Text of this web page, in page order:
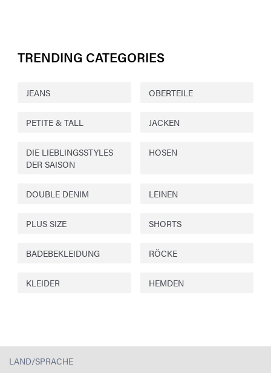
TRENDING CATEGORIES
JEANS OBERTEILE
PETITE & TALL JACKEN
DIE LIEBLINGSSTYLES
DER SAISON
HOSEN
DOUBLE DENIM LEINEN
PLUS SIZE SHORTS
BADEBEKLEIDUNG RÖCKE
KLEIDER HEMDEN
LAND/SPRACHE